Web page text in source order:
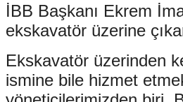
İBB Başkanı Ekrem
ekskavatör üzerine
Ekskavatör üzerinden
ismine bile hizmet